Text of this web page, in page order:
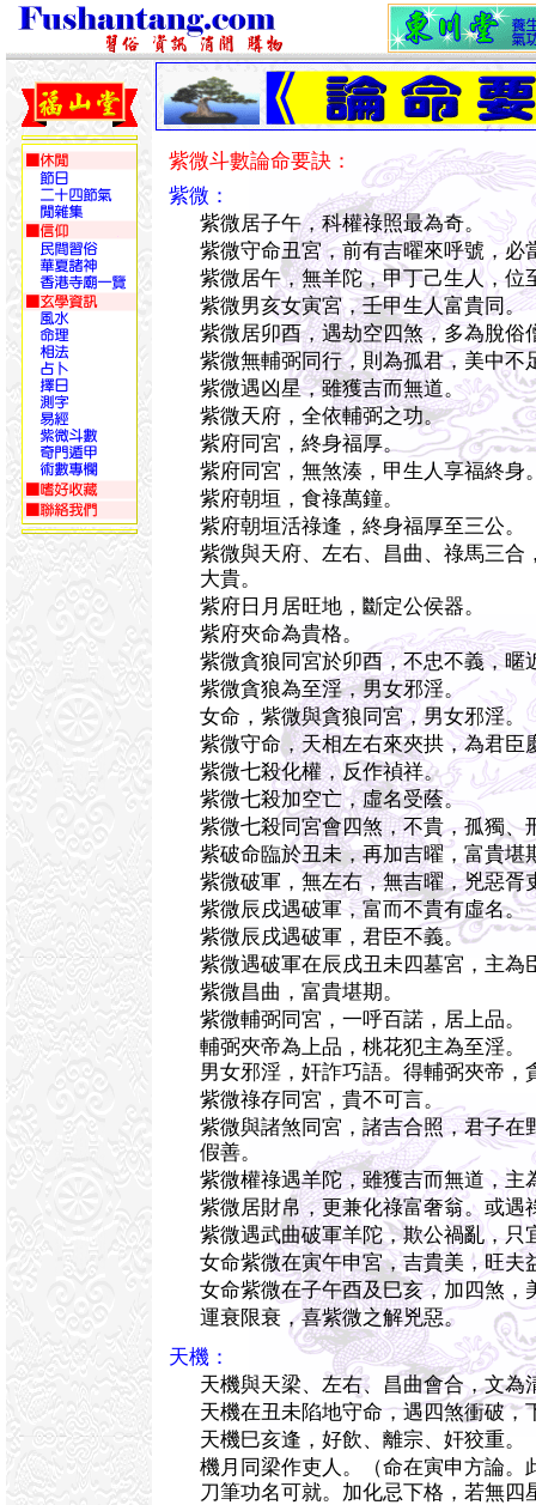
紫微斗數論命要訣：
紫微：
紫微居子午，科權祿照最為奇。
紫微守命丑宮，前有吉曜來呼號，必
紫微居午，無羊陀，甲丁己生人，位
紫微男亥女寅宮，壬甲生人富貴同。
紫微居卯酉，遇劫空四煞，多為脫俗
紫微無輔弼同行，則為孤君，美中不
紫微遇凶星，雖獲吉而無道。
紫微天府，全依輔弼之功。
紫府同宮，終身福厚。
紫府同宮，無煞湊，甲生人享福終身
紫府朝垣，食祿萬鐘。
紫府朝垣活祿逢，終身福厚至三公。
紫微與天府、左右、昌曲、祿馬三合
大貴。
紫府日月居旺地，斷定公侯器。
紫府夾命為貴格。
紫微貪狼同宮於卯酉，不忠不義，暱
紫微貪狼為至淫，男女邪淫。
女命，紫微與貪狼同宮，男女邪淫。
紫微守命，天相左右來夾拱，為君臣
紫微七殺化權，反作禎祥。
紫微七殺加空亡，虛名受蔭。
紫微七殺同宮會四煞，不貴，孤獨、
紫破命臨於丑未，再加吉曜，富貴堪
紫微破軍，無左右，無吉曜，兇惡胥
紫微辰戌遇破軍，富而不貴有虛名。
紫微辰戌遇破軍，君臣不義。
紫微遇破軍在辰戌丑未四墓宮，主為
紫微昌曲，富貴堪期。
紫微輔弼同宮，一呼百諾，居上品。
輔弼夾帝為上品，桃花犯主為至淫。
男女邪淫，奸詐巧語。得輔弼夾帝，
紫微祿存同宮，貴不可言。
紫微與諸煞同宮，諸吉合照，君子在
假善。
紫微權祿遇羊陀，雖獲吉而無道，主
紫微居財帛，更兼化祿富奢翁。或遇
紫微遇武曲破軍羊陀，欺公禍亂，只
女命紫微在寅午申宮，吉貴美，旺夫
女命紫微在子午酉及巳亥，加四煞，
運衰限衰，喜紫微之解兇惡。
天機：
天機與天梁、左右、昌曲會合，文為
天機在丑未陷地守命，遇四煞衝破，
天機巳亥逢，好飲、離宗、奸狡重。
機月同梁作吏人。（命在寅申方論。
刀筆功名可就。加化忌下格，若無四